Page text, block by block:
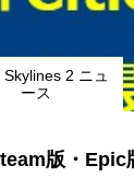
Skylines 2 ニュ
ース
版・